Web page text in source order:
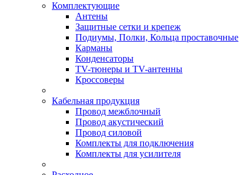
Комплектующие
Антены
Защитные сетки и крепеж
Подиумы, Полки, Кольца проставочные
Карманы
Конденсаторы
TV-тюнеры и TV-антенны
Кроссоверы
Кабельная продукция
Провод межблочный
Провод акустический
Провод силовой
Комплекты для подключения
Комплекты для усилителя